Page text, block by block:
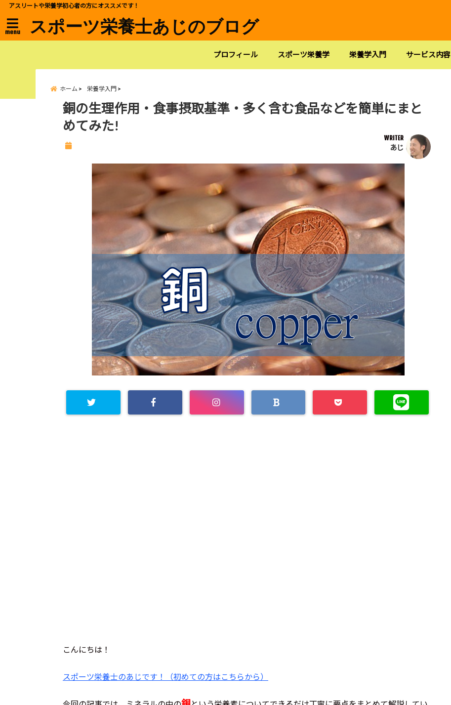
アスリートや栄養学初心者の方にオススメです！
menu スポーツ栄養士あじのブログ
プロフィール スポーツ栄養学 栄養学入門 サービス内容
ホーム 栄養学入門
銅の生理作用・食事摂取基準・多く含む食品などを簡単にまと
めてみた!
WRITER
あじ
こんにちは！
スポーツ栄養士のあじです！（初めての方はこちらから）